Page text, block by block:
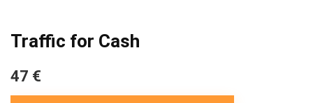
Traffic for Cash
47 €